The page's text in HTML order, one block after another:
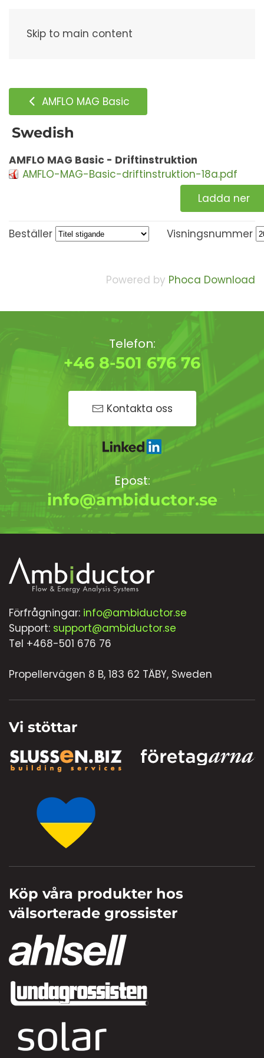
Skip to main content
AMFLO MAG Basic
Swedish
AMFLO MAG Basic - Driftinstruktion
AMFLO-MAG-Basic-driftinstruktion-18a.pdf
Ladda ner
Beställer Visningsnummer
Powered by Phoca Download
Telefon:
+46 8-501 676 76
Kontakta oss
Epost:
info@ambiductor.se
Förfrågningar: info@ambiductor.se
Support: support@ambiductor.se
Tel +468-501 676 76
Propellervägen 8 B, 183 62 TÄBY, Sweden
Vi stöttar
Köp våra produkter hos
välsorterade grossister